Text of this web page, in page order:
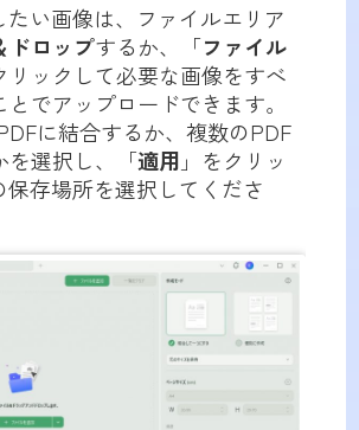
たい画像は、ファイルエリア
ドロップするか、「ファイル
リックして必要な画像をすべ
でアップロードできます。
に結合するか、複数のPDF
を選択し、「適用 」をクリッ
保存場所を選択してくださ